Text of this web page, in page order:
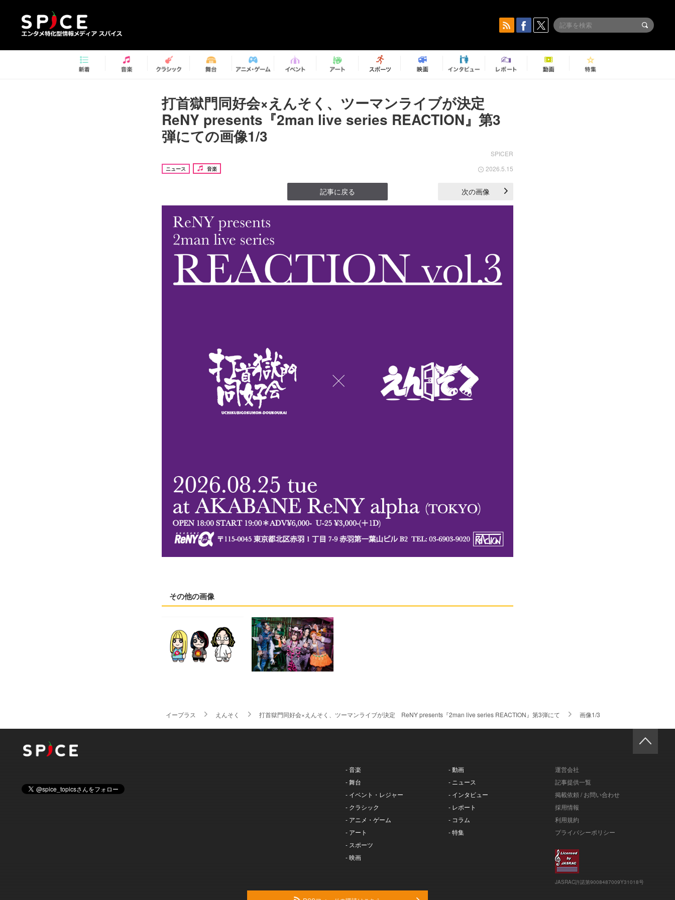
打首獄門同好会×えんそく、ツーマンライブが決定
ReNY presents『2man live series REACTION』第3
弾にての画像1/3
SPICER
ニュース 音楽 2026.5.15
記事に戻る 次の画像
その他の画像
イープラス えんそく 打首獄門同好会×えんそく、ツーマンライブが決定 ReNY presents『2man live series REACTION』第3弾にて 画像1/3
- 音楽
- 舞台
- イベント・レジャー
- クラシック
- アニメ・ゲーム
- アート
- スポーツ
- 映画
- 動画
- ニュース
- インタビュー
- レポート
- コラム
- 特集
運営会社
記事提供一覧
掲載依頼 / お問い合わせ
採用情報
利用規約
プライバシーポリシー
JASRAC許諾第9008487009Y31018号